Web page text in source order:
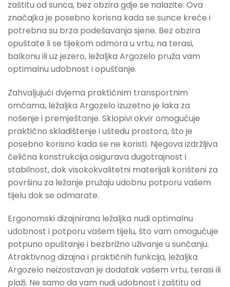
zaštitu od sunca, bez obzira gdje se nalazite. Ova
značajka je posebno korisna kada se sunce kreće i
potrebna su brza podešavanja sjene. Bez obzira
opuštate li se tijekom odmora u vrtu, na terasi,
balkonu ili uz jezero, ležaljka Argozelo pruža vam
optimalnu udobnost i opuštanje.
Zahvaljujući dvjema praktičnim transportnim
omčama, ležaljka Argozelo izuzetno je laka za
nošenje i premještanje. Sklopivi okvir omogućuje
praktično skladištenje i uštedu prostora, što je
posebno korisno kada se ne koristi. Njegova izdržljiva
čelična konstrukcija osigurava dugotrajnost i
stabilnost, dok visokokvalitetni materijali korišteni za
površinu za ležanje pružaju udobnu potporu vašem
tijelu dok se odmarate.
Ergonomski dizajnirana ležaljka nudi optimalnu
udobnost i potporu vašem tijelu, što vam omogućuje
potpuno opuštanje i bezbrižno uživanje u sunčanju.
Atraktivnog dizajna i praktičnih funkcija, ležaljka
Argozelo neizostavan je dodatak vašem vrtu, terasi ili
plaži. Ne samo da vam nudi udobnost i zaštitu od